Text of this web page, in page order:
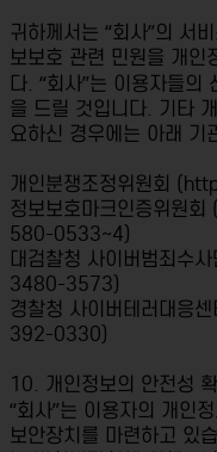
귀하께서는 “회사”의 서
보보호 관련 민원을 개인
다. “회사”는 이용자들의
을 드릴 것입니다. 기타
요하신 경우에는 아래 기
개인분쟁조정위원회
정보보호마크인증위
580-0533~4)
대검찰청 사이버범죄
3480-3573)
경찰청 사이버테러대
392-0330)
10. 개인정보의 안전성 확
“회사”는 이용자의 개인
보안장치를 마련하고 있